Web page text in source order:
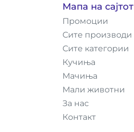
Мапа на сајтот
Промоции
Сите производи
Сите категории
Кучиња
Мачиња
Мали животни
За нас
Контакт